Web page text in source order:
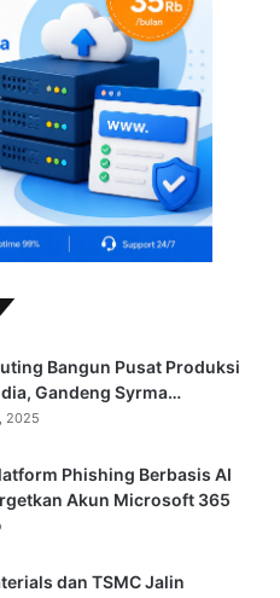
Bangun Pusat Produksi
Gandeng Syrma…
2025
Phishing Berbasis AI
Akun Microsoft 365
dan TSMC Jalin